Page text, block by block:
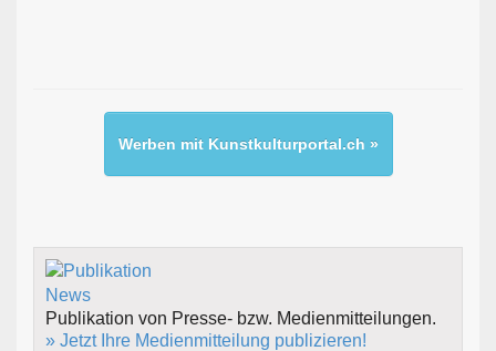
Werben mit Kunstkulturportal.ch »
Publikation von Presse- bzw. Medienmitteilungen.
» Jetzt Ihre Medienmitteilung publizieren!